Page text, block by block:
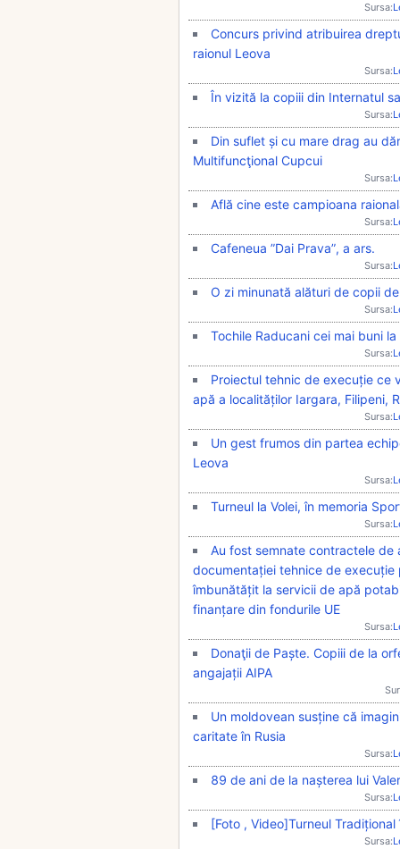
Sursa:
Concurs privind atribuirea
raionul Leova
Sursa:
În vizită la copiii din Internatul
Sursa:
Din suflet și cu mare drag au
Multifuncţional Cupcui
Sursa:
Află cine este campioana
Sursa:
Cafeneua ”Dai Prava”, a ars.
Sursa:
O zi minunată alături de copii
Sursa:
Tochile Raducani cei mai buni
Sursa:
Proiectul tehnic de execuție ce
apă a localităților Iargara, Filipeni,
Sursa:
Un gest frumos din partea
Leova
Sursa:
Turneul la Volei, în memoria
Sursa:
Au fost semnate contractele de
documentației tehnice de
îmbunătățit la servicii de apă
finanțare din fondurile UE
Sursa:
Donaţii de Paște. Copiii de la
angajații AIPA
Un moldovean susține că
caritate în Rusia
Sursa:
89 de ani de la nașterea lui
Sursa:
[Foto , Video]Turneul
Sursa: